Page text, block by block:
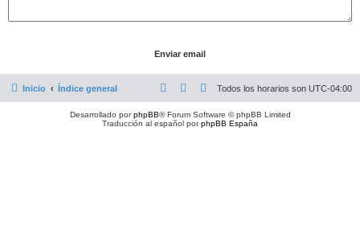
Inicio Índice general Todos los horarios son UTC-04:00
Desarrollado porphpBB® Forum Software © phpBB Limited
Traducción al español porphpBB España